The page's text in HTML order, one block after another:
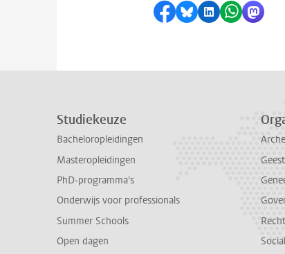
Delen op Facebook
Delen via Bluesky
Delen opDelen via
Studiekeuze
Bacheloropleidingen
Masteropleidingen
PhD-programma's
Onderwijs voor professionals
Summer Schools
Open dagen